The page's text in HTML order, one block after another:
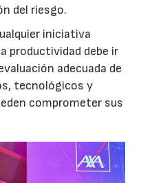
del riesgo.
iniciativa
productividad debe ir
adecuada de
tecnológicos y
comprometer sus